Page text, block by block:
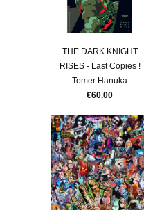
THE DARK KNIGHT
RISES - Last Copies !
Tomer Hanuka
€60.00